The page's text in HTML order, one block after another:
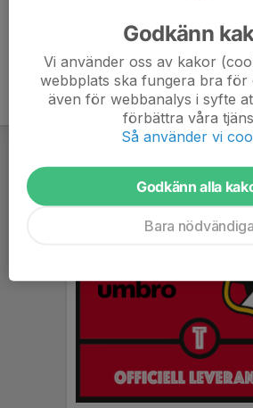
Godkänn
Vi använder oss av kakor
webbplats ska fungera bra för
även för webbanalys i syfte
förbättra våra
Så använder vi
Godkänn alla
Bara nödvändiga